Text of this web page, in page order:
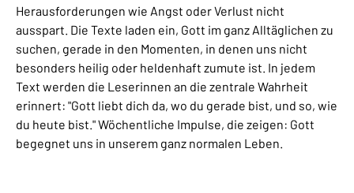
Herausforderungen wie Angst oder Verlust nicht
ausspart. Die Texte laden ein, Gott im ganz Alltäglichen zu
suchen, gerade in den Momenten, in denen uns nicht
besonders heilig oder heldenhaft zumute ist. In jedem
Text werden die Leserinnen an die zentrale Wahrheit
erinnert: "Gott liebt dich da, wo du gerade bist, und so, wie
du heute bist." Wöchentliche Impulse, die zeigen: Gott
begegnet uns in unserem ganz normalen Leben.